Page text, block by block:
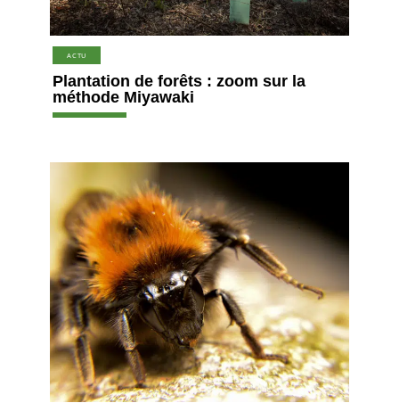
ACTU
Plantation de forêts : zoom sur la
méthode Miyawaki